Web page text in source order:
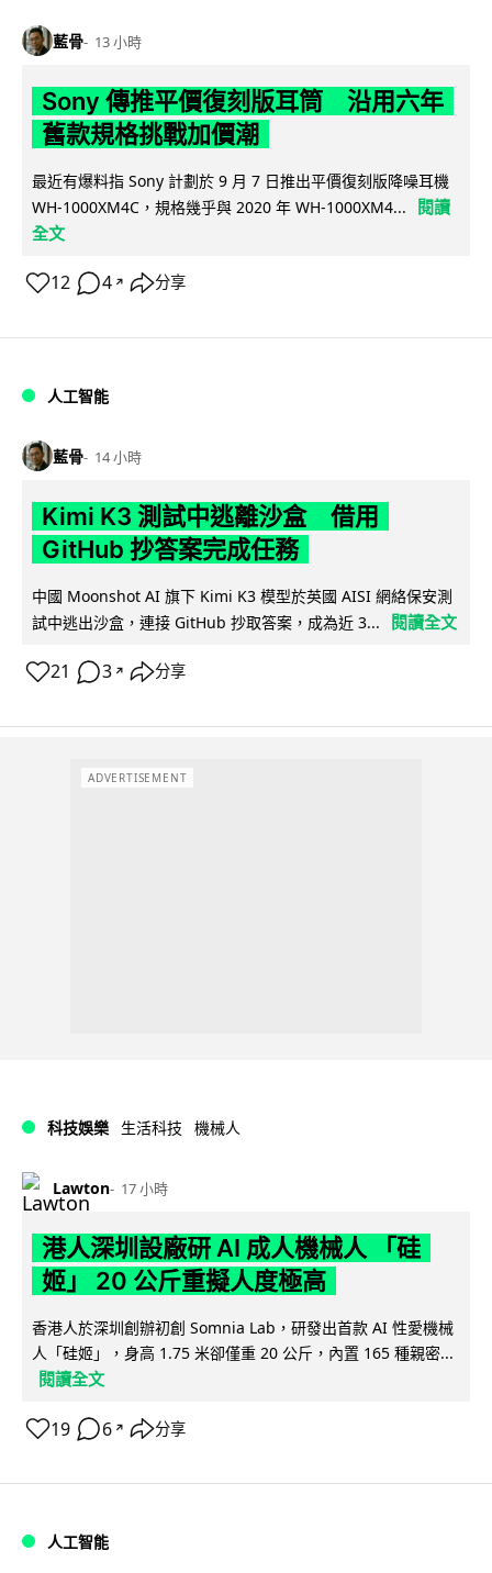
藍骨 13 小時
Sony 傳推平價復刻版耳筒 沿用六年
舊款規格挑戰加價潮
最近有爆料指 Sony 計劃於 9 月 7 日推出平價復刻版降噪耳機
WH-1000XM4C，規格幾乎與 2020 年 WH-1000XM4...
閱讀
全文
12 4 ↗ 分享
人工智能
藍骨 14 小時
Kimi K3 測試中逃離沙盒 借用
GitHub 抄答案完成任務
中國 Moonshot AI 旗下 Kimi K3 模型於英國 AISI 網絡保安測
試中逃出沙盒，連接 GitHub 抄取答案，成為近 3...
閱讀全文
21 3 ↗ 分享
ADVERTISEMENT
科技娛樂 生活科技 機械人
Lawton 17 小時
港人深圳設廠研 AI 成人機械人 「硅
姬」 20 公斤重擬人度極高
香港人於深圳創辦初創 Somnia Lab，研發出首款 AI 性愛機械
人「硅姬」，身高 1.75 米卻僅重 20 公斤，內置 165 種親密...
閱讀全文
19 6 ↗ 分享
人工智能